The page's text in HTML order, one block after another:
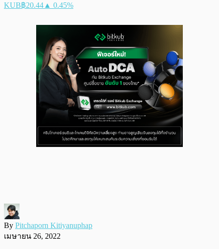
KUB฿20.44 ▲ 0.45%
By Pitchaporn Kitiyanuphap
เมษายน 26, 2022